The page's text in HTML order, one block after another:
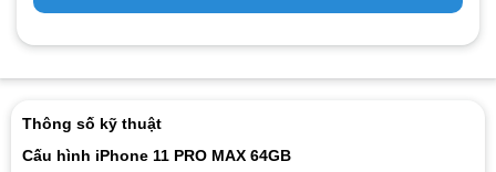
Thông số kỹ thuật
Cấu hình iPhone 11 PRO MAX 64GB